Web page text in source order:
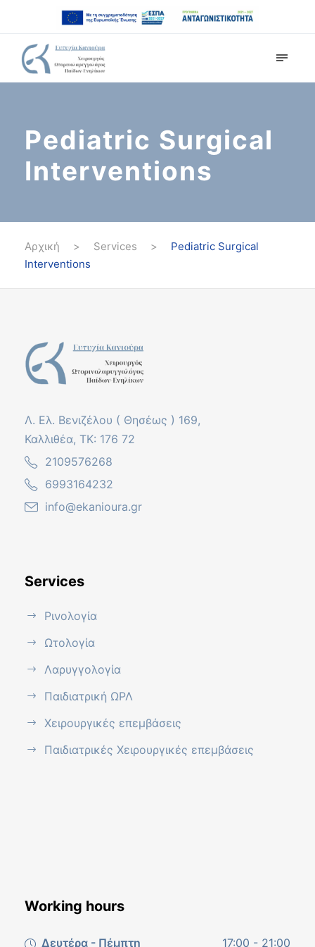
Pediatric Surgical
Interventions
Αρχική > Services >
Pediatric Surgical
Interventions
Λ. Ελ. Βενιζέλου ( Θησέως ) 169,
Καλλιθέα, ΤΚ: 176 72
2109576268
6993164232
info@ekanioura.gr
Services
Ρινολογία
Ωτολογία
Λαρυγγολογία
Παιδιατρική ΩΡΛ
Χειρουργικές επεμβάσεις
Παιδιατρικές Χειρουργικές επεμβάσεις
Working hours
Δευτέρα - Πέμπτη 17:00 - 21:00